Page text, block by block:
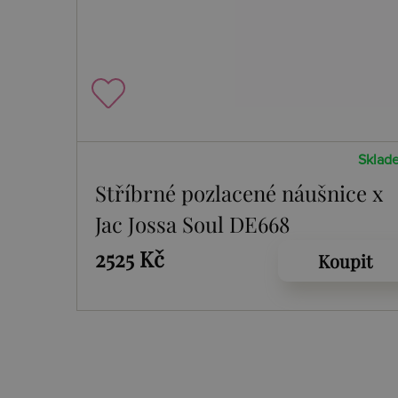
Stříbrné pozlacené náušnice x
Jac Jossa Soul DE668
2525 Kč
Koupit